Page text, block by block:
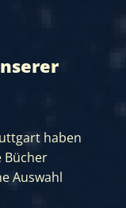
haben
Bücher
Auswahl